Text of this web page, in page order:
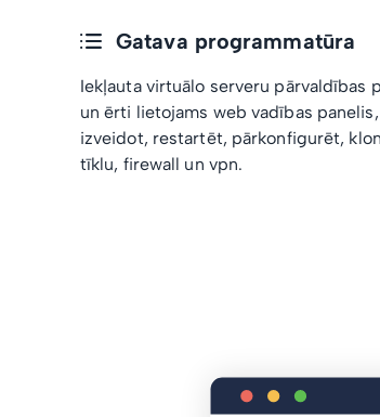
Gatava programmatūra
Iekļauta virtuālo serveru pārvaldības
un ērti lietojams web vadības
izveidot, restartēt, pārkonfigurēt,
tīklu, firewall un vpn.